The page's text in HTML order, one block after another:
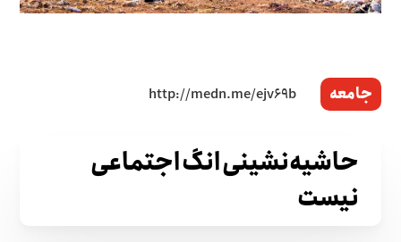
جامعه
حاشیه‌نشینی انگ اجتماعی
نیست